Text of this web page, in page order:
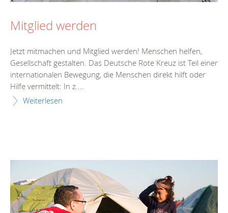
Mitglied werden
Jetzt mitmachen und Mitglied werden! Menschen helfen,
Gesellschaft gestalten. Das Deutsche Rote Kreuz ist Teil einer
internationalen Bewegung, die Menschen direkt hilft oder
Hilfe vermittelt: In z....
Weiterlesen